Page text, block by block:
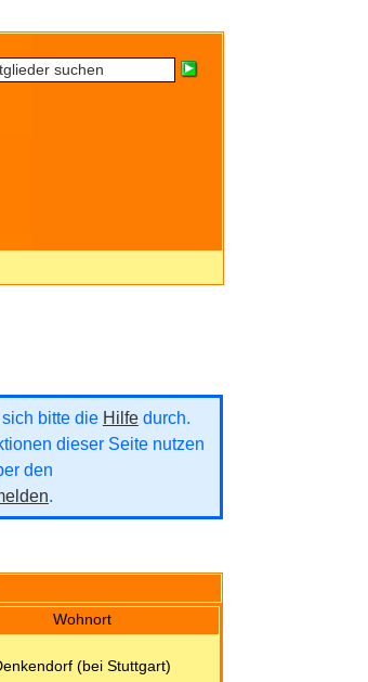
bitte die Hilfedurch.
dieser Seite nutzen
den
.
Wohnort
(bei Stuttgart)